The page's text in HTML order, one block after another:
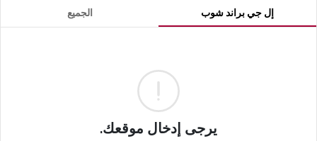
إل جي براند شوب الجميع
يرجى إدخال موقعك.